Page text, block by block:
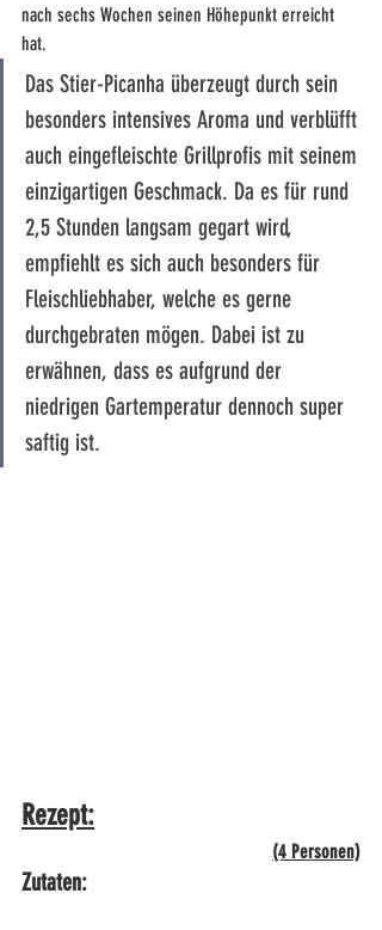
nach sechs Wochen seinen Höhepunkt erreicht
hat.
Das Stier-Picanha überzeugt durch sein
besonders intensives Aroma und verblüfft
auch eingefleischte Grillprofis mit seinem
einzigartigen Geschmack. Da es für rund
2,5 Stunden langsam gegart wird,
empfiehlt es sich auch besonders für
Fleischliebhaber, welche es gerne
durchgebraten mögen. Dabei ist zu
erwähnen, dass es aufgrund der
niedrigen Gartemperatur dennoch super
saftig ist.
Rezept:
(4 Personen)
Zutaten: